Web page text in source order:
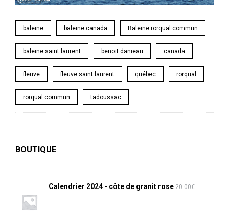
baleine baleine canada Baleine rorqual commun
baleine saint laurent benoit danieau canada
fleuve fleuve saint laurent québec rorqual
rorqual commun tadoussac
BOUTIQUE
Calendrier 2024 - côte de granit rose 20.00€